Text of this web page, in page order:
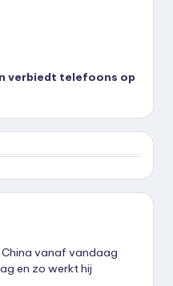
verbiedt telefoons op
China vanaf vandaag
en zo werkt hij